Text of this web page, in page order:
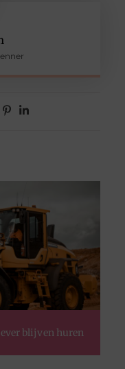
blijven huren